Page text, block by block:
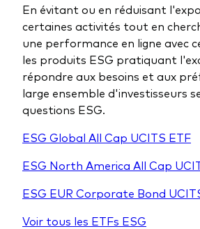
En évitant ou en réduisant
certaines activités tout en
une performance en ligne avec
les produits ESG pratiquant
répondre aux besoins et aux
large ensemble d'investisseurs
questions ESG.
ESG Global All Cap UCITS ETF
ESG North America All Cap
ESG EUR Corporate Bond
Voir tous les ETFs ESG